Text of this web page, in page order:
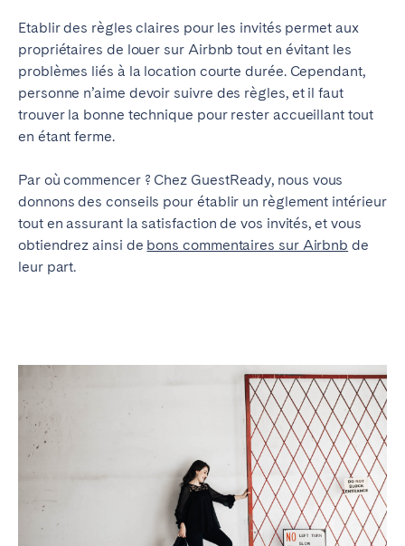
Etablir des règles claires pour les invités permet aux
propriétaires de louer sur Airbnb tout en évitant les
problèmes liés à la location courte durée. Cependant,
personne n’aime devoir suivre des règles, et il faut
trouver la bonne technique pour rester accueillant tout
en étant ferme.
Par où commencer ? Chez GuestReady, nous vous
donnons des conseils pour établir un règlement intérieur
tout en assurant la satisfaction de vos invités, et vous
obtiendrez ainsi de bons commentaires sur Airbnb de
leur part.